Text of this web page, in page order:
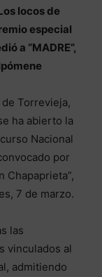
locos de
especial
a “MADRE”,
Torrevieja,
ha abierto la
Nacional
por
Chapaprieta”,
7 de marzo.
las
vinculados al
admitiendo